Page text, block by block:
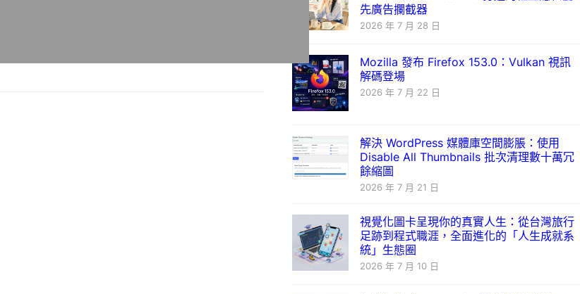
先廣告攔截器
2026 年 7 月 28 日
Mozilla 發布 Firefox 153.0：Vulkan 視訊
解碼登場
2026 年 7 月 22 日
解決 WordPress 媒體庫空間膨脹：使用
Disable All Thumbnails 批次清理數十萬冗
餘縮圖
2026 年 7 月 21 日
視覺化圖卡呈現你的真實人生：從台灣旅行
足跡到程式職涯，全面進化的「人生成就系
統」生態圈
2026 年 7 月 10 日